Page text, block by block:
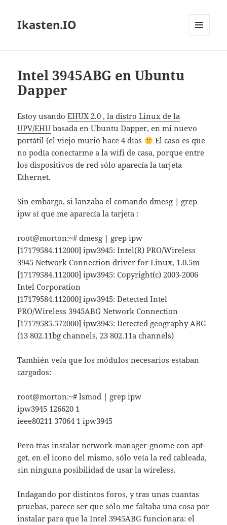
Ikasten.IO
Intel 3945ABG en Ubuntu
Dapper
Estoy usandoEHUX 2.0 , la distro Linux de la
UPV/EHU basada en Ubuntu Dapper, en mi nuevo
portátil (el viejo murió hace 4 días
El caso es que
no podía conectarme a la wifi de casa, porque entre
los dispositivos de red sólo aparecía la tarjeta
Ethernet.
Sin embargo, si lanzaba el comando dmesg | grep
ipw sí que me aparecía la tarjeta :
root@morton:~# dmesg | grep ipw
[17179584.112000] ipw3945: Intel(R) PRO/Wireless
3945 Network Connection driver for Linux, 1.0.5m
[17179584.112000] ipw3945: Copyright(c) 2003-2006
Intel Corporation
[17179584.112000] ipw3945: Detected Intel
PRO/Wireless 3945ABG Network Connection
[17179585.572000] ipw3945: Detected geography ABG
(13 802.11bg channels, 23 802.11a channels)
También veía que los módulos necesarios estaban
cargados:
root@morton:~# lsmod | grep ipw
ipw3945 126620 1
ieee80211 37064 1 ipw3945
Pero tras instalar network-manager-gnome con apt-
get, en el icono del mismo, sólo veía la red cableada,
sin ninguna posibilidad de usar la wireless.
Indagando por distintos foros, y tras unas cuantas
pruebas, parece ser que sólo me faltaba una cosa por
instalar para que la Intel 3945ABG funcionara: el